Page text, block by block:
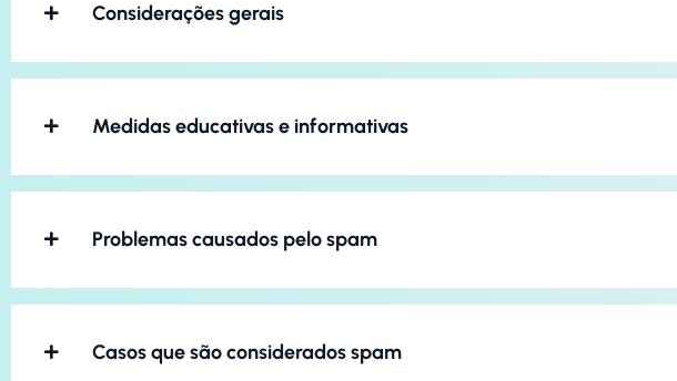
Considerações gerais
Medidas educativas e informativas
Problemas causados pelo spam
Casos que são considerados spam